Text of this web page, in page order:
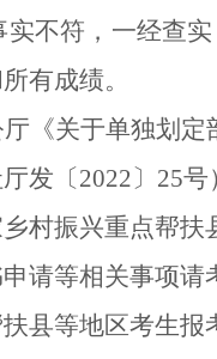
不符，一经查
有成绩。
《关于单独划定
发 〔2022〕 25号
乡村振兴重点帮扶
请等相关事项请
县等地区考生报